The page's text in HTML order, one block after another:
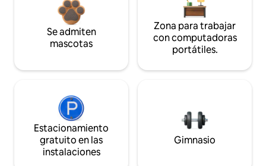
Se admiten
mascotas
Zona para trabajar
con computadoras
portátiles.
Estacionamiento
gratuito en las
instalaciones
Gimnasio